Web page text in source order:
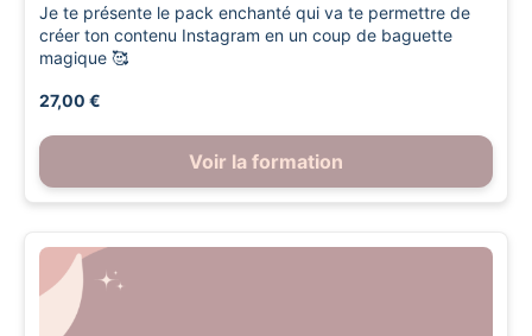
Je te présente le pack enchanté qui va te permettre de
créer ton contenu Instagram en un coup de baguette
magique 🥰
27,00 €
Voir la formation